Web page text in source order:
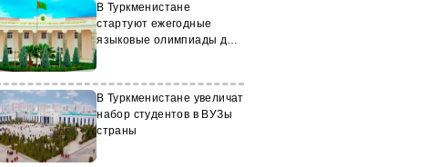
В Туркменистане
стартуют ежегодные
языковые олимпиады для
В Туркменистане увеличат
набор студентов в ВУЗы
страны